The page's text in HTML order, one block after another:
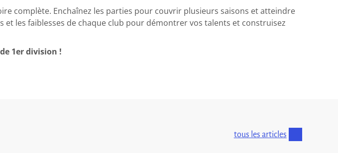
complète. Enchaînez les parties pour couvrir plusieurs saisons et atteindre
les faiblesses de chaque club pour démontrer vos talents et construisez
1er division !
tous les articles